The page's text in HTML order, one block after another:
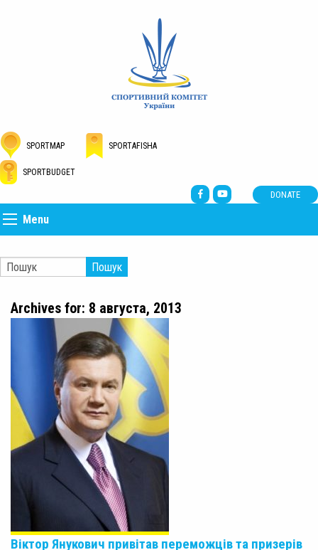
SPORTMAP SPORTAFISHA
SPORTBUDGET
DONATE
Menu
Пошук
Archives for: 8 августа, 2013
Віктор Янукович привітав переможців та призерів